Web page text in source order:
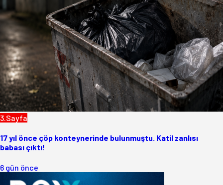
3.Sayfa
17 yıl önce çöp konteynerinde bulunmuştu. Katil zanlısı
babası çıktı!
6 gün önce